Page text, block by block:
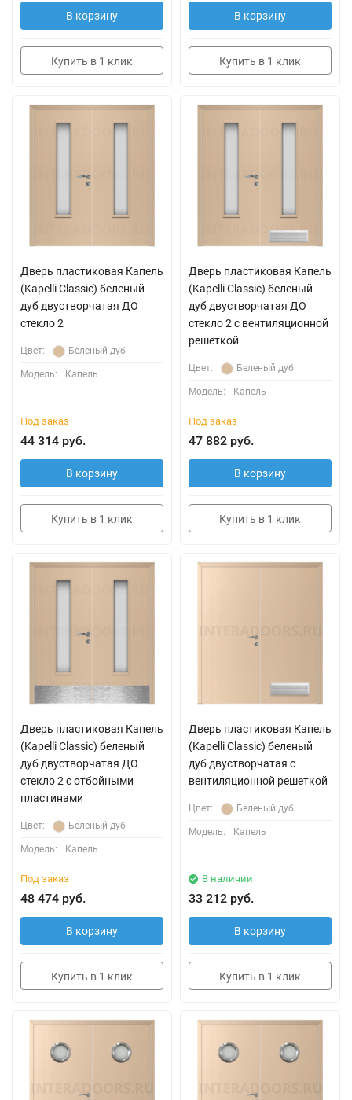
В корзину
Купить в 1 клик
В корзину
Купить в 1 клик
Дверь пластиковая Капель
(Kapelli Classic) беленый
дуб двустворчатая ДО
стекло 2
Цвет: Беленый дуб
Модель: Капель
Под заказ
44 314 руб.
В корзину
Купить в 1 клик
Дверь пластиковая Капель
(Kapelli Classic) беленый
дуб двустворчатая ДО
стекло 2 с вентиляционной
решеткой
Цвет: Беленый дуб
Модель: Капель
Под заказ
47 882 руб.
В корзину
Купить в 1 клик
Дверь пластиковая Капель
(Kapelli Classic) беленый
дуб двустворчатая ДО
стекло 2 с отбойными
пластинами
Цвет: Беленый дуб
Модель: Капель
Под заказ
48 474 руб.
В корзину
Купить в 1 клик
Дверь пластиковая Капель
(Kapelli Classic) беленый
дуб двустворчатая с
вентиляционной решеткой
Цвет: Беленый дуб
Модель: Капель
В наличии
33 212 руб.
В корзину
Купить в 1 клик